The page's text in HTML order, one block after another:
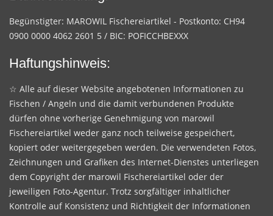
Begünstigter: MAROWIL Fischereiartikel - Postkonto: CH94
0900 0000 4062 2601 5 / BIC: POFICCHBEXXX
Haftungshinweis:
☆ Alle auf dieser Website angebotenen Informationen zu
Fischen / Angeln und die damit verbundenen Produkte
dürfen ohne vorherige Genehmigung von marowil
Fischereiartikel weder ganz noch teilweise gespeichert,
kopiert oder weitergegeben werden. Die verwendeten Fotos,
Zeichnungen und Grafiken des Internet-Dienstes unterliegen
dem Copyright der marowil Fischereiartikel oder der
jeweiligen Foto-Agentur. Trotz sorgfältiger inhaltlicher
Kontrolle auf Konsistenz und Richtigkeit der Informationen